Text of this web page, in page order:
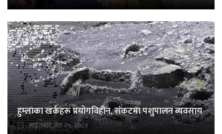
हुम्लाका खर्कहरू प्रयोगविहीन, संकटमा पशुपालन व्यवसाय
आइतबार, जेठ २५, २०८२